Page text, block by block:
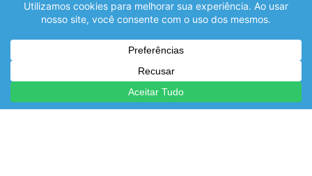
0 COMENTÁRIOS